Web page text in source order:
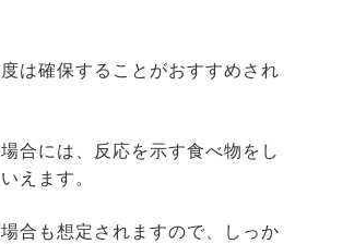
は確保することがおすすめされ
合には、反応を示す食べ物をし
えます。
合も想定されますので、しっか